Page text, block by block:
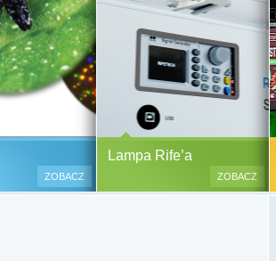
Pasożyty, grzyby, bakterie
(BORELIOZA) i wirusy – diagnostyka
Borelioza i koinfekcje
ZOBACZ
Lampa Rife’a
ZOBACZ